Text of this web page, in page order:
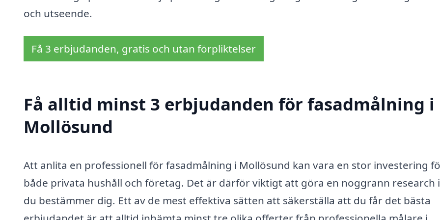
och utseende.
Få 3 erbjudanden, gratis och utan förpliktelser
Få alltid minst 3 erbjudanden för fasadmålning i
Mollösund
Att anlita en professionell för fasadmålning i Mollösund kan vara en stor investering
både privata hushåll och företag. Det är därför viktigt att göra en noggrann research
du bestämmer dig. Ett av de mest effektiva sätten att säkerställa att du får det bästa